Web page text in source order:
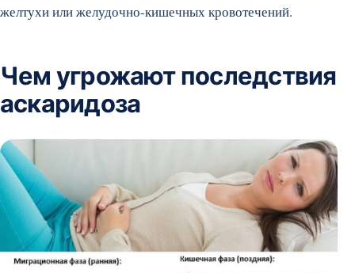
желтухи или желудочно-кишечных кровотечений.
Чем угрожают последствия
аскаридоза